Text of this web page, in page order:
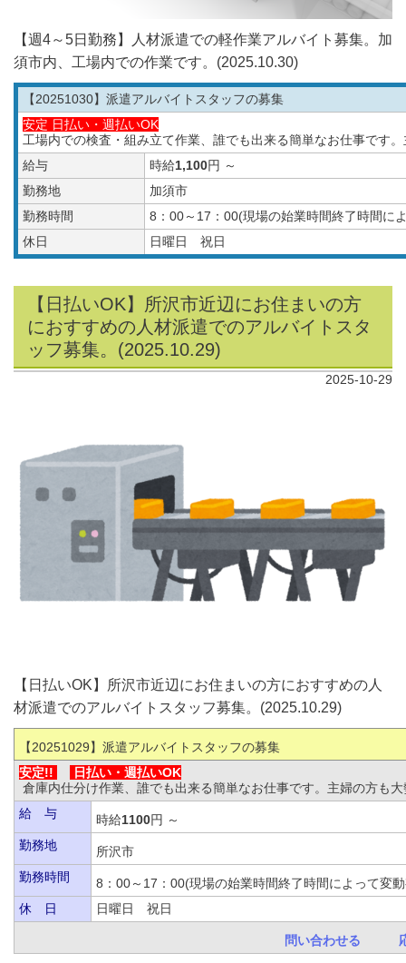
【週4～5日勤務】人材派遣での軽作業アルバイト募集。加
須市内、工場内での作業です。(2025.10.30)
【20251030】派遣アルバイトスタッフの募集
安定 日払い・週払いOK
工場内での検査・組み立て作業、誰でも出来る簡単なお仕事です
給与
時給1,100円 ～
勤務地
加須市
勤務時間
8：00～17：00(現場の始業時間終了時間に
休日
日曜日 祝日
【日払いOK】所沢市近辺にお住まいの方
におすすめの人材派遣でのアルバイトスタ
ッフ募集。(2025.10.29)
2025-10-29
【日払いOK】所沢市近辺にお住まいの方におすすめの人
材派遣でのアルバイトスタッフ募集。(2025.10.29)
【20251029】派遣アルバイトスタッフの募集
安定!!
日払い・ 週払いOK
倉庫内仕分け作業、誰でも出来る簡単なお仕事です。主婦の方も
給 与
時給1100円 ～
勤務地
所沢市
勤務時間
8：00～17：00(現場の始業時間終了時間によって
休 日
日曜日 祝日
問い合わせる